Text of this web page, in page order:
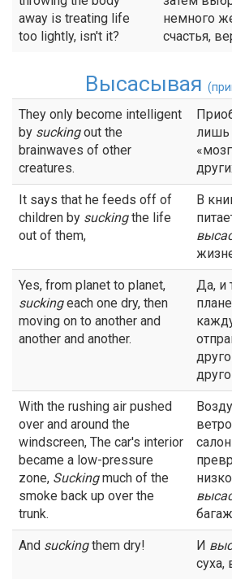
away is treating life
too lightly, isn't it?
немного
счастья,
Высасывая
They only become intelligent
by suckingout the
brainwaves of other
creatures.
лишь
It says that he feeds off of
children by suckingthe life
out of them,
В
Yes, from planet to planet,
suckingeach one dry, then
moving on to another and
another and another.
Да, и
With the rushing air pushed
over and around the
windscreen, The car's interior
became a low-pressure
zone, Suckingmuch of the
smoke back up over the
trunk.
And suckingthem dry! И
суха,